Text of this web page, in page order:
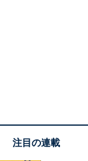
注目の連載